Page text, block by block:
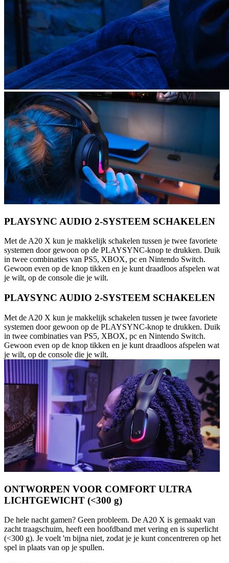
PLAYSYNC AUDIO 2-SYSTEEM SCHAKELEN
Met de A20 X kun je makkelijk schakelen tussen je twee favoriete
systemen door gewoon op de PLAYSYNC-knop te drukken. Duik
in twee combinaties van PS5, XBOX, pc en Nintendo Switch.
Gewoon even op de knop tikken en je kunt draadloos afspelen wat
je wilt, op de console die je wilt.
PLAYSYNC AUDIO 2-SYSTEEM SCHAKELEN
Met de A20 X kun je makkelijk schakelen tussen je twee favoriete
systemen door gewoon op de PLAYSYNC-knop te drukken. Duik
in twee combinaties van PS5, XBOX, pc en Nintendo Switch.
Gewoon even op de knop tikken en je kunt draadloos afspelen wat
je wilt, op de console die je wilt.
ONTWORPEN VOOR COMFORT ULTRA
LICHTGEWICHT (<300 g)
De hele nacht gamen? Geen probleem. De A20 X is gemaakt van
zacht traagschuim, heeft een hoofdband met vering en is superlicht
(<300 g). Je voelt 'm bijna niet, zodat je je kunt concentreren op het
spel in plaats van op je spullen.